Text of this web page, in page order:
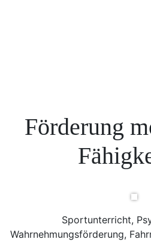
Förderung
Sportunterricht,
Wahrnehmungsförderung,